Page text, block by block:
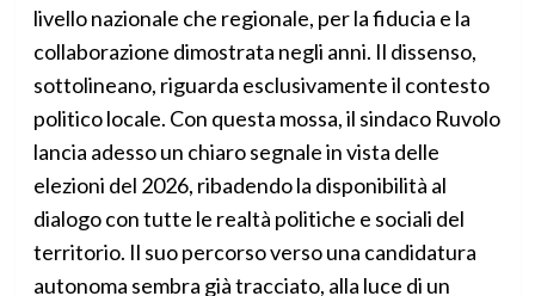
livello nazionale che regionale, per la fiducia e la
collaborazione dimostrata negli anni. Il dissenso,
sottolineano, riguarda esclusivamente il contesto
politico locale. Con questa mossa, il sindaco Ruvolo
lancia adesso un chiaro segnale in vista delle
elezioni del 2026, ribadendo la disponibilità al
dialogo con tutte le realtà politiche e sociali del
territorio. Il suo percorso verso una candidatura
autonoma sembra già tracciato, alla luce di un